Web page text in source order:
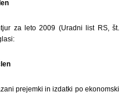
za leto 2009 (Uradni list RS, št.
prejemki in izdatki po ekonomski